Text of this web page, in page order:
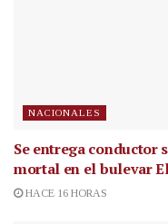
NACIONALES
Se entrega conductor
mortal en el bulevar
HACE 16 HORAS